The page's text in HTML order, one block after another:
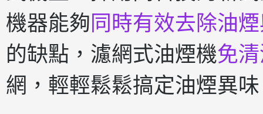
機器能夠 同時有效去除油
的缺點，濾網式油煙機免
網，輕輕鬆鬆搞定油煙異